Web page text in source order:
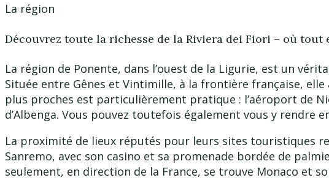
La région
Découvrez toute la richesse de la Riviera dei Fiori – où tout
La région de Ponente, dans l’ouest de la Ligurie, est un
Située entre Gênes et Vintimille, à la frontière française,
plus proches est particulièrement pratique : l’aéroport de
d’Albenga. Vous pouvez toutefois également vous y rendre
La proximité de lieux réputés pour leurs sites touristiques
Sanremo, avec son casino et sa promenade bordée de
seulement, en direction de la France, se trouve Monaco et